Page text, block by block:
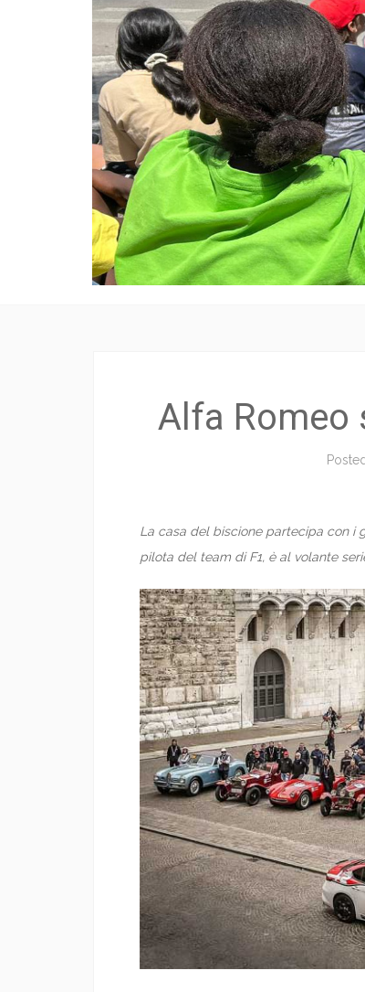
Alfa Romeo
La casa del biscione partecipa con i
pilota del team di F1, è al volante